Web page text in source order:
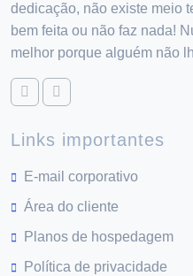
dedicação, não existe meio
bem feita ou não faz nada!
melhor porque alguém não
Links importantes
E-mail corporativo
Área do cliente
Planos de hospedagem
Política de privacidade